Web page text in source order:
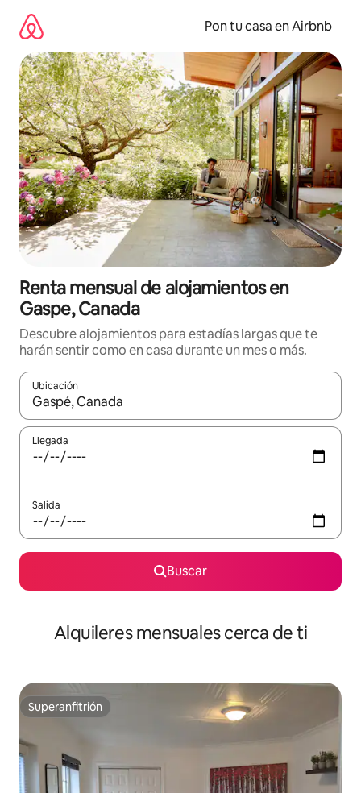
contenido
Pon tu casa en Airbnb
Renta mensual de alojamientos en
Gaspe, Canada
Descubre alojamientos para estadías largas que te
harán sentir como en casa durante un mes o más.
Ubicación
Cuando los resultados estén disponibles, navega con las
Llegada
Salida
Buscar
Alquileres mensuales cerca de ti
Superanfitrión
Superanfitrión